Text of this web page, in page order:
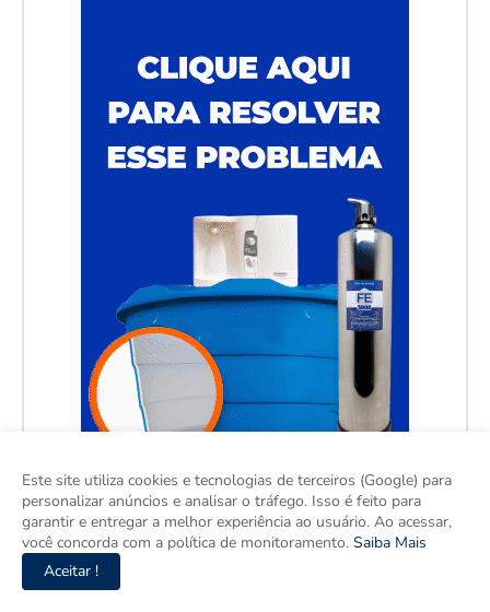
Este site utiliza cookies e tecnologias de terceiros (Google) para
personalizar anúncios e analisar o tráfego. Isso é feito para
garantir e entregar a melhor experiência ao usuário. Ao acessar,
você concorda com a política de monitoramento. Saiba Mais
Aceitar !